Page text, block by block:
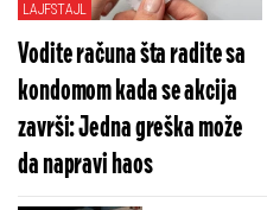
LAJFSTAJL
Vodite računa šta radite sa
kondomom kada se akcija
završi: Jedna greška može
da napravi haos